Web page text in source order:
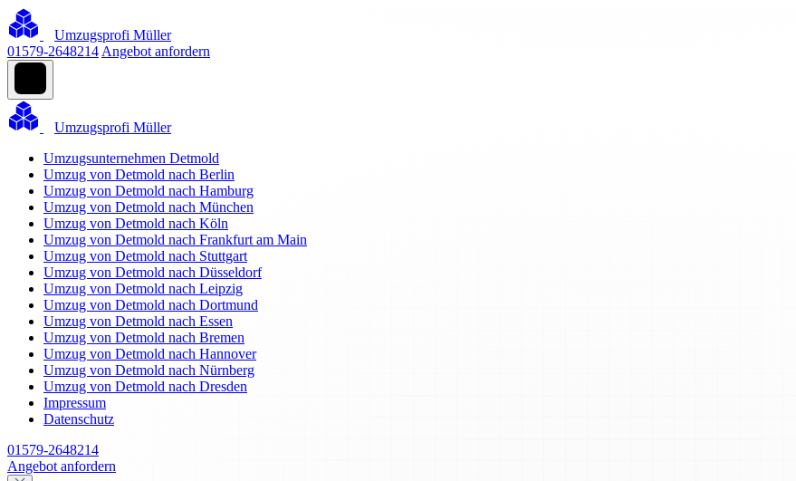
Umzugsprofi Müller
01579-2648214 Angebot anfordern
Umzugsprofi Müller
Umzugsunternehmen Detmold
Umzug von Detmold nach Berlin
Umzug von Detmold nach Hamburg
Umzug von Detmold nach München
Umzug von Detmold nach Köln
Umzug von Detmold nach Frankfurt am Main
Umzug von Detmold nach Stuttgart
Umzug von Detmold nach Düsseldorf
Umzug von Detmold nach Leipzig
Umzug von Detmold nach Dortmund
Umzug von Detmold nach Essen
Umzug von Detmold nach Bremen
Umzug von Detmold nach Hannover
Umzug von Detmold nach Nürnberg
Umzug von Detmold nach Dresden
Impressum
Datenschutz
01579-2648214
Angebot anfordern